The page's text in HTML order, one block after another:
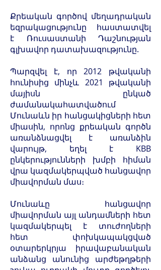
Քրեական գործով մեղադրական
եզրակացությունը հաստատվել
է Ռուսաստանի Դաշնության
գլխավոր դատախազությունը.
Պարզվել է, որ 2012 թվականի
հունիսից մինչև 2021 թվականի
մայիսն ընկած
ժամանակահատվածում
Մունաևն իր հանցակիցների հետ
միասին, որոնց քրեական գործն
առանձնացվել է առանձին
վարույթ, եղել է KBB
ընկերությունների խմբի հիման
վրա կազմակերպված հանցավոր
միավորման մաս։
Մունաևը հանցավոր
միավորման այլ անդամների հետ
կազմակերպել է տուժողների
հետ փոխկապակցված
օտարերկրյա իրավաբանական
անձանց անունից արժեթղթերի